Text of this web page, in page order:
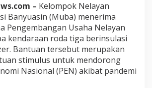
– Kelompok Nelayan
Banyuasin (Muba) menerima
Pengembangan Usaha Nelayan
kendaraan roda tiga berinsulasi
Bantuan tersebut merupakan
stimulus untuk mendorong
Nasional (PEN) akibat pandemi